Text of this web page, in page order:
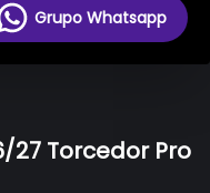
Grupo Whatsapp
27 Torcedor Pro